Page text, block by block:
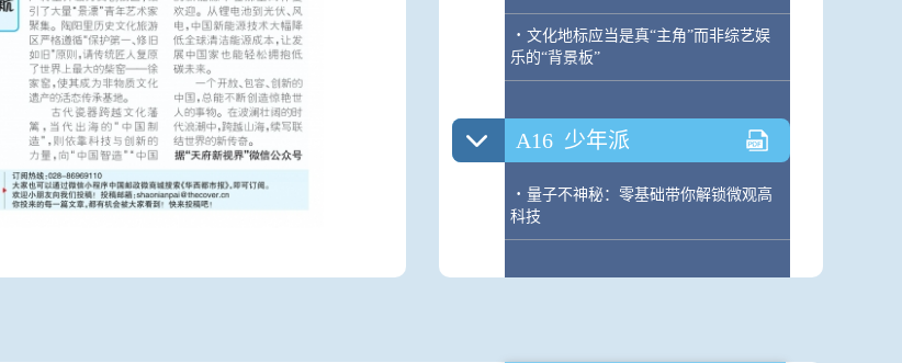
· 文化地标应当是真“主角”而非综艺娱
乐的“背景板”
A16 少年派
· 量子不神秘：零基础带你解锁微观高
科技